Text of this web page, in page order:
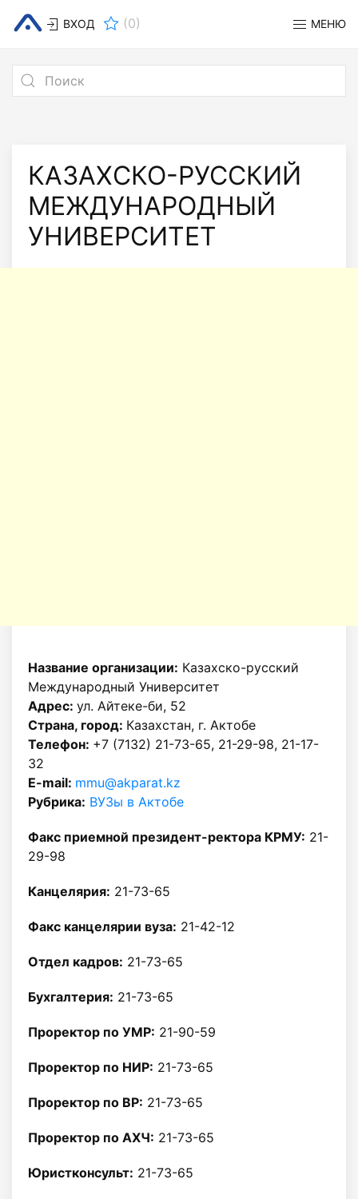
ВХОД (0) МЕНЮ
КАЗАХСКО-РУССКИЙ
МЕЖДУНАРОДНЫЙ
УНИВЕРСИТЕТ
Название организации: Казахско-русский
Международный Университет
Адрес: ул. Айтеке-би, 52
Страна, город: Казахстан, г. Актобе
Телефон: +7 (7132) 21-73-65, 21-29-98, 21-17-
32
E-mail: mmu@akparat.kz
Рубрика: ВУЗы в Актобе
Факс приемной президент-ректора КРМУ: 21-
29-98
Канцелярия: 21-73-65
Факс канцелярии вуза: 21-42-12
Отдел кадров: 21-73-65
Бухгалтерия: 21-73-65
Проректор по УМР: 21-90-59
Проректор по НИР: 21-73-65
Проректор по ВР: 21-73-65
Проректор по АХЧ: 21-73-65
Юристконсульт: 21-73-65